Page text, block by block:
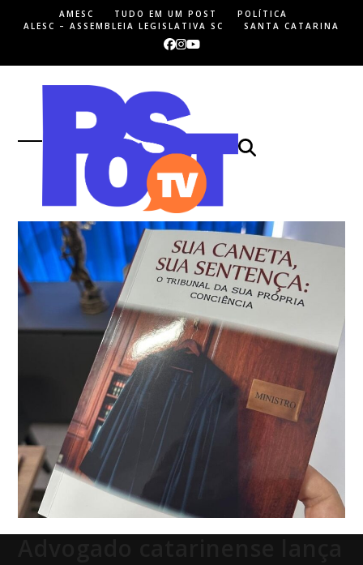
AMESC TUDO EM UM POST
POLÍTICA
ALESC – ASSEMBLEIA LEGISLATIVA SC
SANTA CATARINA
Facebook
Instagram
YouTube
Open
mobile
menu
Close
mobile
menu